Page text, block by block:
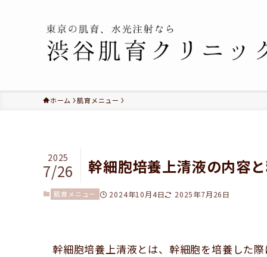
ホーム 肌育メニュー
幹細胞培養上清液の内容
2025
7/26
肌育メニュー 2024年10月4日 2025年7月26日
幹細胞培養上清液とは、幹細胞を培養した